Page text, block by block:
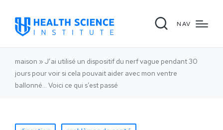
NAV
maison » J’ai utilisé un dispositif du nerf vague pendant 30
jours pour voir si cela pouvait aider avec mon ventre
ballonné... Voici ce qui s’est passé